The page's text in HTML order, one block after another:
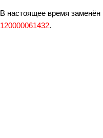
В настоящее время
120000061432.